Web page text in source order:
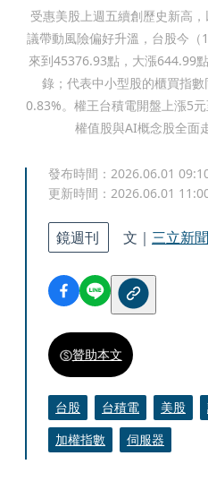
受惠美股上週五續創歷史新高
議帶動風險偏好升溫，台股今
來到45376.93點，大漲644.99
錄；代表中小型股的櫃買指
0.83%。權王台積電開盤上漲5
權值股與AI概念股全面
發布時間： 2026.06.01
更新時間： 2026.06.01
鏡週刊 文｜ 三立新
贊助本文
台股 台積電 美股
加權指數
伺服器